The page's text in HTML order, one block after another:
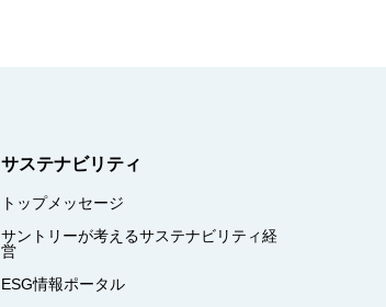
サステナビリティ
トップメッセージ
サントリーが考えるサステナビリティ経
営
ESG情報ポータル